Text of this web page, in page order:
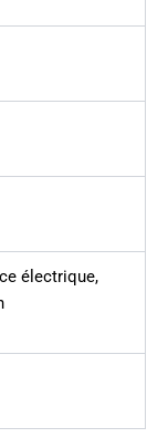
électrique,